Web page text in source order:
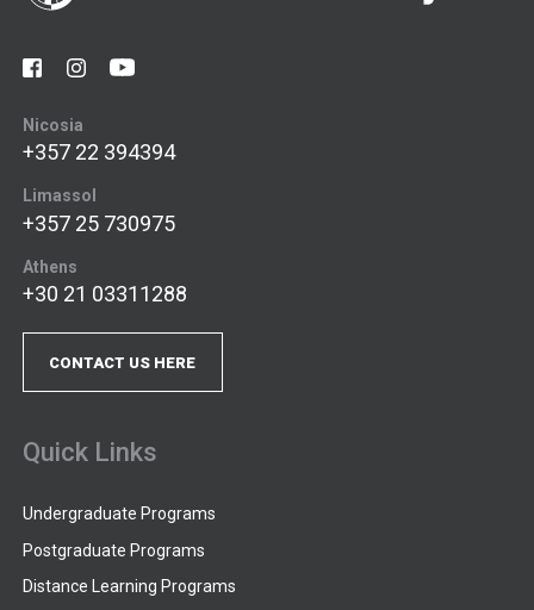
Nicosia
+357 22 394394
Limassol
+357 25 730975
Athens
+30 21 03311288
CONTACT US HERE
Quick Links
Undergraduate Programs
Postgraduate Programs
Distance Learning Programs